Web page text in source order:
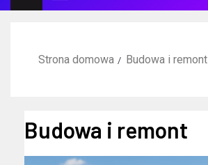
Strona domowa Budowa i remont
Budowa i remont